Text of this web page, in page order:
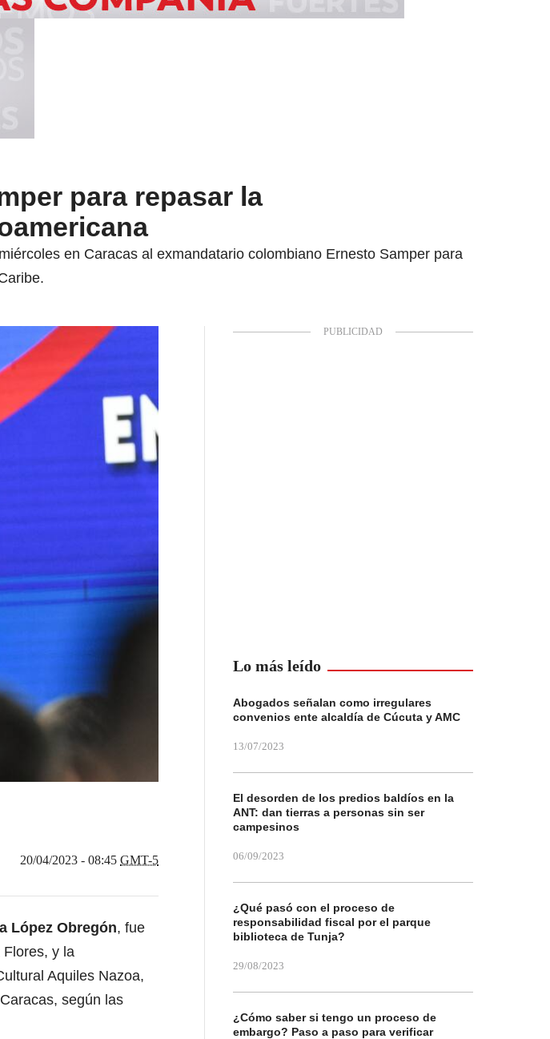
para repasar la
en Caracas al exmandatario colombiano Ernesto Samper para
20/04/2023 - 08:45 GMT-5
López Obregón, fue
y la
Aquiles Nazoa,
según las
Lo más leído
Abogados señalan como irregulares
convenios ente alcaldía de Cúcuta y AMC
13/07/2023
El desorden de los predios baldíos en la
ANT: dan tierras a personas sin ser
campesinos
06/09/2023
¿Qué pasó con el proceso de
responsabilidad fiscal por el parque
biblioteca de Tunja?
29/08/2023
¿Cómo saber si tengo un proceso de
embargo? Paso a paso para verificar